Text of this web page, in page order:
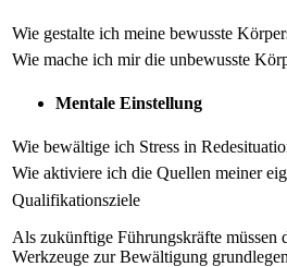
Wie gestalte ich meine bewusste
Wie mache ich mir die unbewusste
Mentale Einstellung
Wie bewältige ich Stress in
Wie aktiviere ich die Quellen meiner
Qualifikationsziele
Als zukünftige Führungskräfte müssen
Werkzeuge zur Bewältigung